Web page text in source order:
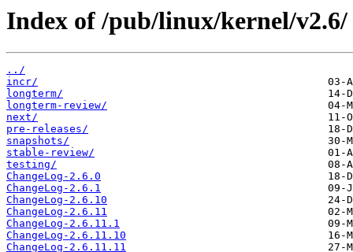
Index of /pub/linux/kernel/v2.6/
../
incr/
longterm/
longterm-review/
next/
pre-releases/
snapshots/
stable-review/
testing/
ChangeLog-2.6.0
ChangeLog-2.6.1
ChangeLog-2.6.10
ChangeLog-2.6.11
ChangeLog-2.6.11.1
ChangeLog-2.6.11.10
ChangeLog-2.6.11.11